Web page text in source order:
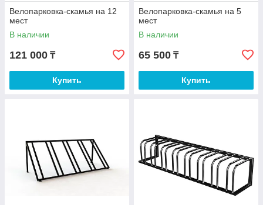
Велопарковка-скамья на 12
мест
В наличии
121 000 ₸
Купить
Велопарковка-скамья на 5
мест
В наличии
65 500 ₸
Купить